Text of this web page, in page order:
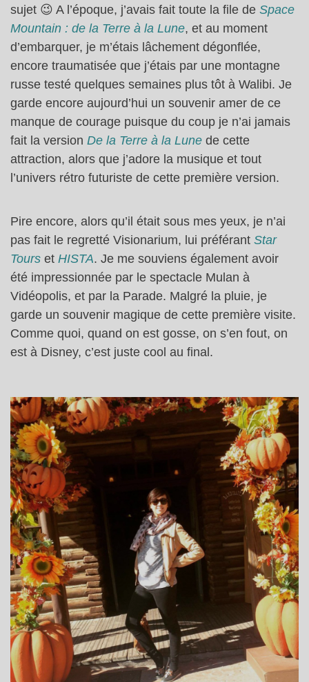
sujet 😉 A l’époque, j’avais fait toute la file de Space
Mountain : de la Terre à la Lune, et au moment
d’embarquer, je m’étais lâchement dégonflée,
encore traumatisée que j’étais par une montagne
russe testé quelques semaines plus tôt à Walibi. Je
garde encore aujourd’hui un souvenir amer de ce
manque de courage puisque du coup je n’ai jamais
fait la version De la Terre à la Lune de cette
attraction, alors que j’adore la musique et tout
l’univers rétro futuriste de cette première version.
Pire encore, alors qu’il était sous mes yeux, je n’ai
pas fait le regretté Visionarium, lui préférant Star
Tours et HISTA. Je me souviens également avoir
été impressionnée par le spectacle Mulan à
Vidéopolis, et par la Parade. Malgré la pluie, je
garde un souvenir magique de cette première visite.
Comme quoi, quand on est gosse, on s’en fout, on
est à Disney, c’est juste cool au final.